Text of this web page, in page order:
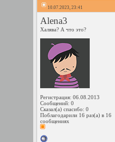
10.07.2023, 23:41
Alena3
Халява? А что это?
Регистрация: 06.08.2013
Сообщений: 0
Сказал(а) спасибо: 0
Поблагодарили 16 раз(а) в 16
сообщениях